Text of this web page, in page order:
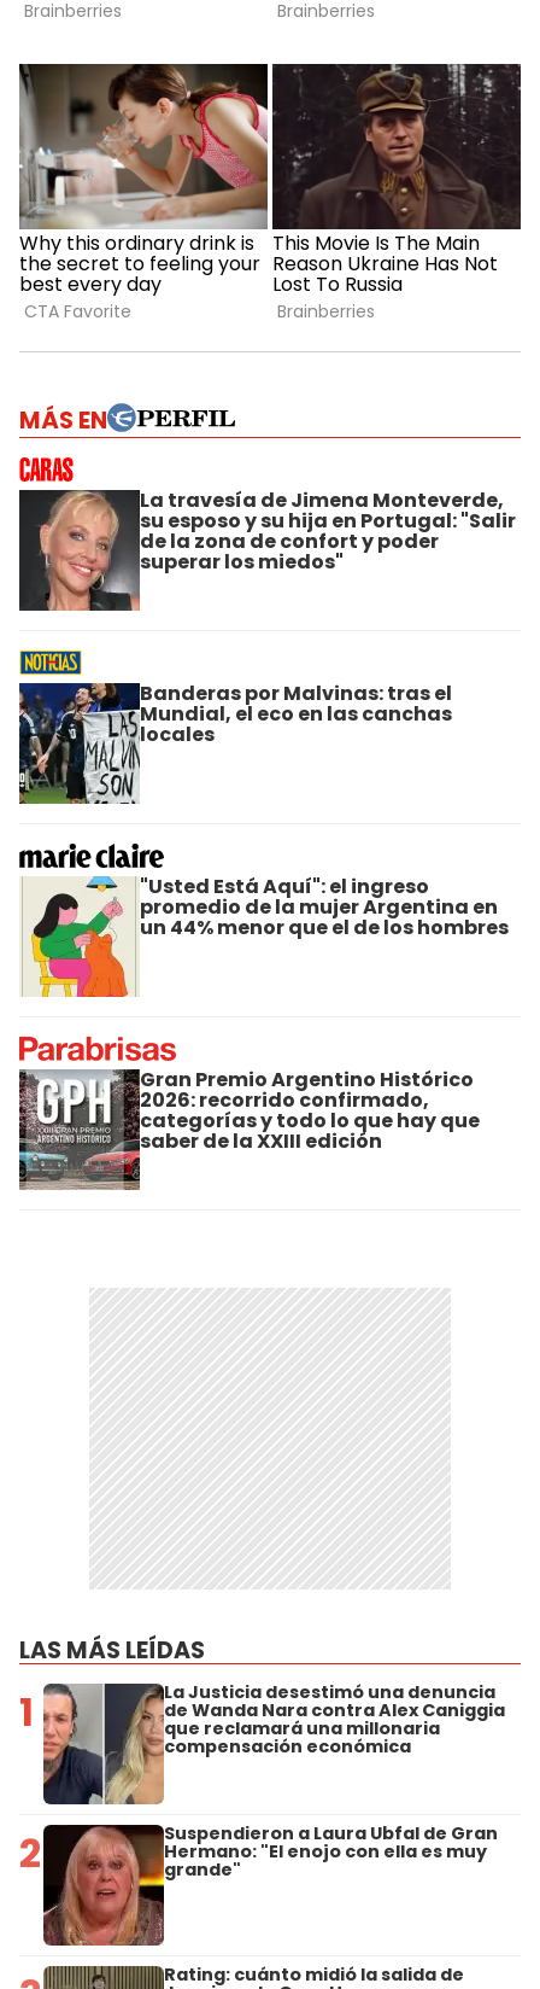
MÁS EN
La travesía de Jimena Monteverde,
su esposo y su hija en Portugal: "Salir
de la zona de confort y poder
superar los miedos"
Banderas por Malvinas: tras el
Mundial, el eco en las canchas
locales
"Usted Está Aquí": el ingreso
promedio de la mujer Argentina en
un 44% menor que el de los hombres
Gran Premio Argentino Histórico
2026: recorrido confirmado,
categorías y todo lo que hay que
saber de la XXIII edición
LAS MÁS LEÍDAS
1 La Justicia desestimó una denuncia
de Wanda Nara contra Alex Caniggia
que reclamará una millonaria
compensación económica
2 Suspendieron a Laura Ubfal de Gran
Hermano: "El enojo con ella es muy
grande"
Rating: cuánto midió la salida de